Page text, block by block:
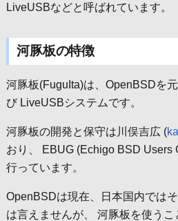
LiveUSBなどと呼ばれています。
河豚板の特徴
河豚板(FuguIta)は、OpenBSDを
び LiveUSBシステムです。
河豚板の開発と保守は川俣吉広 (
おり、 EBUG (Echigo BSD Users
行っています。
OpenBSDは現在、日本国内では
は言えませんが、 河豚板を使う